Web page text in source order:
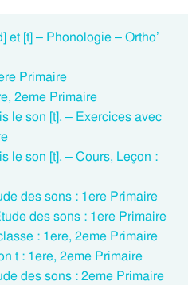
et [t] – Phonologie – Ortho’
Primaire
2eme Primaire
le son [t]. – Exercices avec
le son [t]. – Cours, Leçon :
des sons : 1ere Primaire
des sons : 1ere Primaire
: 1ere, 2eme Primaire
t : 1ere, 2eme Primaire
des sons : 2eme Primaire